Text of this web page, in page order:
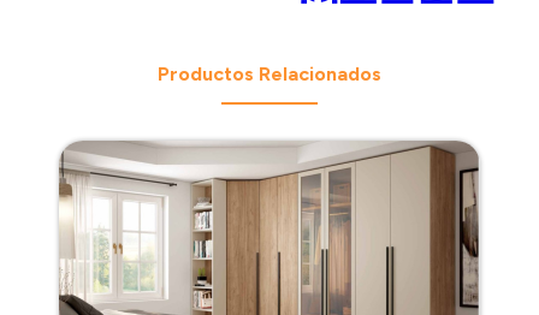
Productos Relacionados